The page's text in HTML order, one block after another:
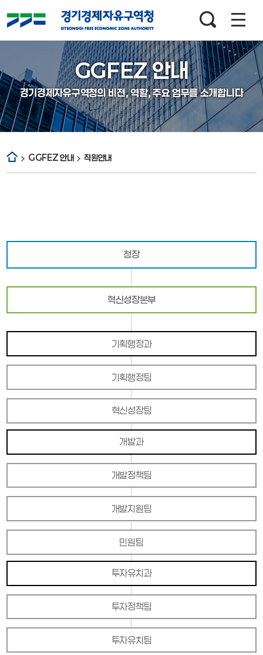
열기
GGFEZ 안내
경기경제자유구역청의 비전, 역할, 주요 업무를 소개합니다
GGFEZ 안내 직원안내
청장
혁신성장본부
기획행정과
기획행정팀
혁신성장팀
개발과
개발정책팀
개발지원팀
민원팀
투자유치과
투자정책팀
투자유치팀